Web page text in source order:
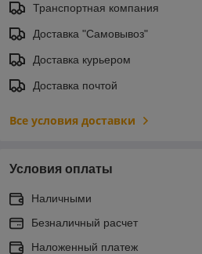
Транспортная компания
Доставка "Самовывоз"
Доставка курьером
Доставка почтой
Все условия доставки
Условия оплаты
Наличными
Безналичный расчет
Наложенный платеж